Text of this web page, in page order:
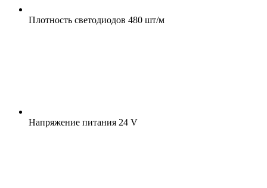
Плотность светодиодов 480 шт/м
Напряжение питания 24 V